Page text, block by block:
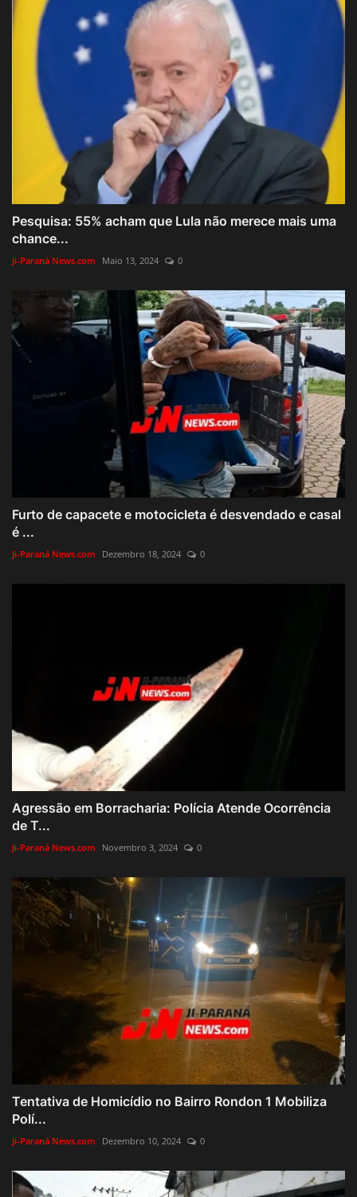
Pesquisa: 55% acham que Lula não merece mais uma
chance...
Ji-Paraná News.com Maio 13, 2024 0
Furto de capacete e motocicleta é desvendado e casal
é ...
Ji-Paraná News.com Dezembro 18, 2024 0
Agressão em Borracharia: Polícia Atende Ocorrência
de T...
Ji-Paraná News.com Novembro 3, 2024 0
Tentativa de Homicídio no Bairro Rondon 1 Mobiliza
Polí...
Ji-Paraná News.com Dezembro 10, 2024 0